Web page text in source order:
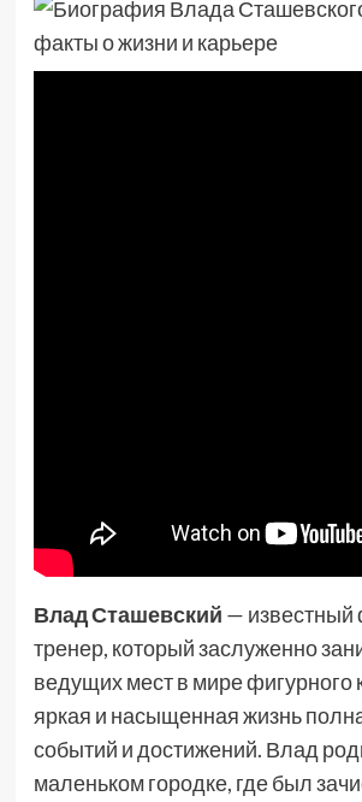
Влад Сташевский — известный
тренер, который заслуженно
ведущих мест в мире фигурного
яркая и насыщенная жизнь
событий и достижений. Влад
маленьком городке, где был